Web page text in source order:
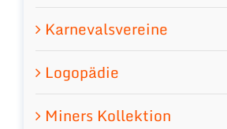
Karnevalsvereine
Logopädie
Miners Kollektion